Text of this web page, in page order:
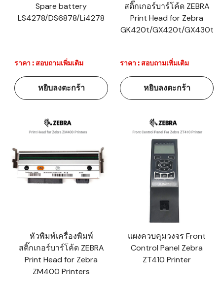
Spare battery
LS4278/DS6878/Li4278
ราคา : สอบถามเพิ่มเติม
หยิบลงตะกร้า
สติ๊กเกอร์บาร์โค้ด ZEBRA
Print Head for Zebra
GK420t/GX420t/GX430t
ราคา : สอบถามเพิ่มเติม
หยิบลงตะกร้า
หัวพิมพ์เครื่องพิมพ์
สติ๊กเกอร์บาร์โค้ด ZEBRA
Print Head for Zebra
ZM400 Printers
แผงควบคุมวงจร Front
Control Panel Zebra
ZT410 Printer